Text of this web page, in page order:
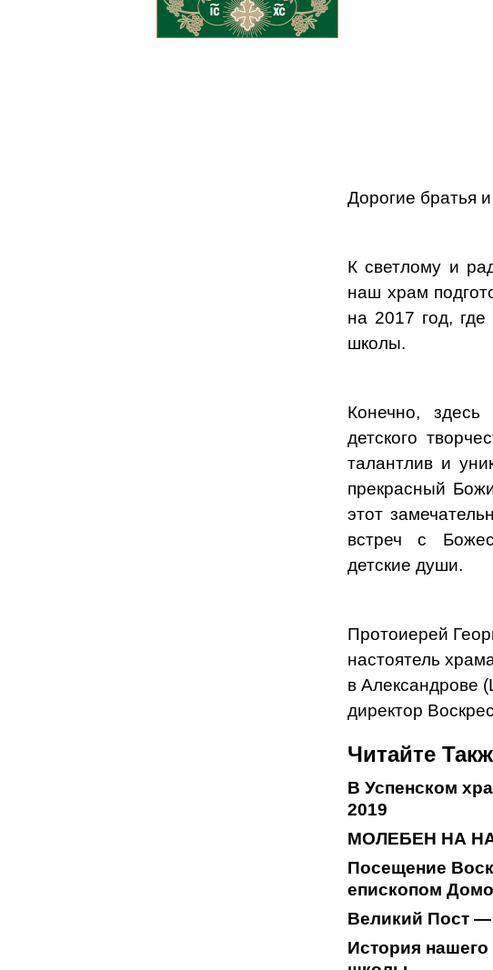
Дорогие братья
К светлому и
наш храм
на 2017 год,
школы.
Конечно,
детского
талантлив и
прекрасный
этот
встреч с
детские души.
Протоиерей
настоятель
в Александрове
директор
Читайте
В Успенском
2019
МОЛЕБЕН НА
Посещение
епископом
Великий Пост —
История